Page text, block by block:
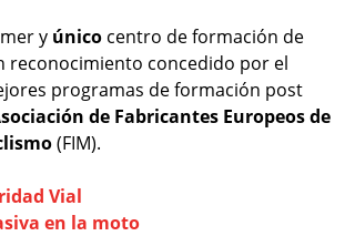
y único centro de formación de
reconocimiento concedido por el
programas de formación post
de Fabricantes Europeos de
(FIM).
Vial
en la moto